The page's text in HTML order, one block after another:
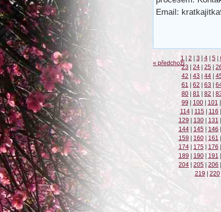
Email:
« předchozí
1 | 2 | 3 | 4 | 5 |
23 | 24 | 25 |
42 | 43 | 44 |
61 | 62 | 63 |
80 | 81 | 82 |
99 | 100 | 101 |
114 | 115 | 116 |
129 | 130 | 131 |
144 | 145 | 146 |
159 | 160 | 161 |
174 | 175 | 176 |
189 | 190 | 191 |
204 | 205 | 206 |
219 | 220